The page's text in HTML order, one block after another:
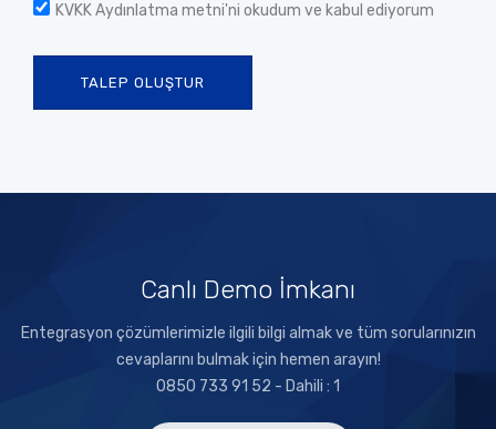
KVKK Aydınlatma metni'ni okudum ve kabul ediyorum
TALEP OLUŞTUR
Canlı Demo İmkanı
Entegrasyon çözümlerimizle ilgili bilgi almak ve tüm sorularınızın
cevaplarını bulmak için hemen arayın!
0850 733 91 52 - Dahili : 1